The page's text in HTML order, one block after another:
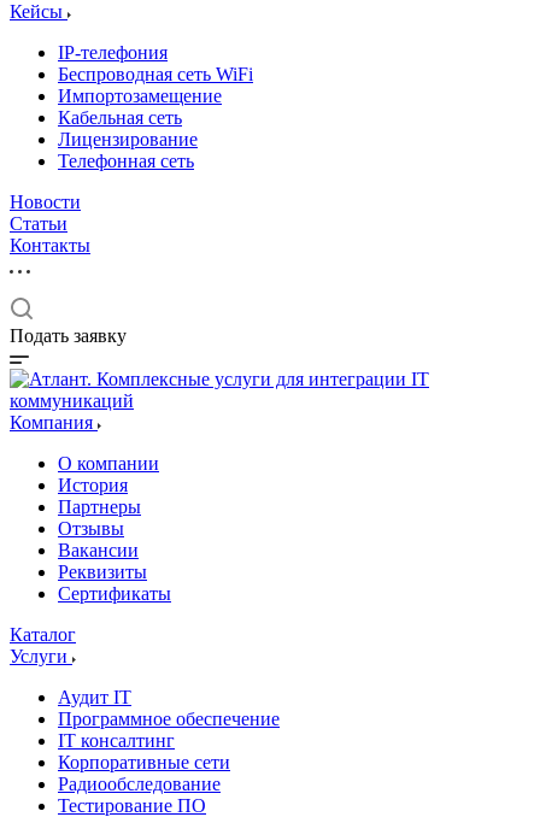
Кейсы
IP-телефония
Беспроводная сеть WiFi
Импортозамещение
Кабельная сеть
Лицензирование
Телефонная сеть
Новости
Статьи
Контакты
Подать заявку
Компания
О компании
История
Партнеры
Отзывы
Вакансии
Реквизиты
Сертификаты
Каталог
Услуги
Аудит IT
Программное обеспечение
IT консалтинг
Корпоративные сети
Радиообследование
Тестирование ПО